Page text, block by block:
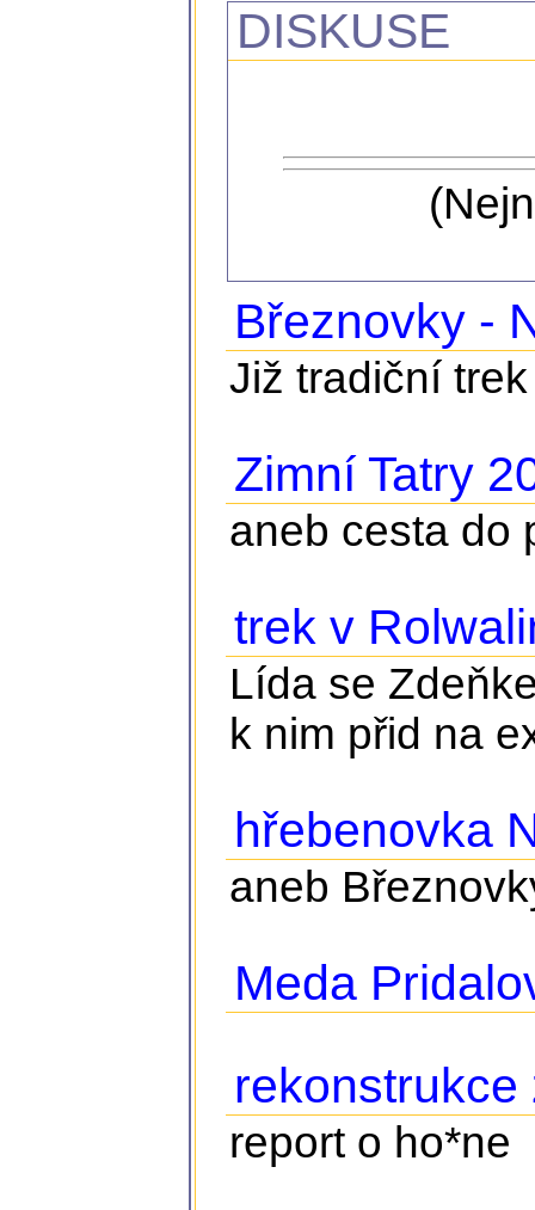
DISKUSE
Březnovky -
Již tradiční
Zimní Tatry
aneb cesta do
trek v
Lída se
k nim přid na
hřebenovka
aneb
Meda
rekonstrukce
report o ho*ne